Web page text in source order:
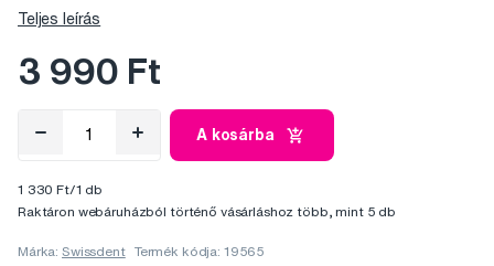
Teljes leírás
3 990 Ft
A kosárba
1 330 Ft/1 db
Raktáron webáruházból történő vásárláshoz több, mint 5 db
Márka:Swissdent Termék kódja: 19565